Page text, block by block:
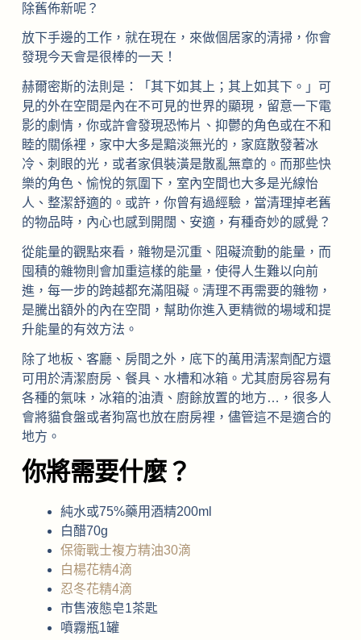
除舊佈新呢？
放下手邊的工作，就在現在，來做個居家的清掃，你會
發現今天會是很棒的一天！
赫爾密斯的法則是：「其下如其上；其上如其下。」可
見的外在空間是內在不可見的世界的顯現，留意一下電
影的劇情，你或許會發現恐怖片、抑鬱的角色或在不和
睦的關係裡，家中大多是黯淡無光的，家庭散發著冰
冷、刺眼的光，或者家俱裝潢是散亂無章的。而那些快
樂的角色、愉悅的氛圍下，室內空間也大多是光線怡
人、整潔舒適的。或許，你曾有過經驗，當清理掉老舊
的物品時，內心也感到開闊、安適，有種奇妙的感覺？
從能量的觀點來看，雜物是沉重、阻礙流動的能量，而
囤積的雜物則會加重這樣的能量，使得人生難以向前
進，每一步的跨越都充滿阻礙。清理不再需要的雜物，
是騰出額外的內在空間，幫助你進入更精微的場域和提
升能量的有效方法。
除了地板、客廳、房間之外，底下的萬用清潔劑配方還
可用於清潔廚房、餐具、水槽和冰箱。尤其廚房容易有
各種的氣味，冰箱的油漬、廚餘放置的地方…，很多人
會將貓食盤或者狗窩也放在廚房裡，儘管這不是適合的
地方。
你將需要什麼？
純水或75%藥用酒精200ml
白醋70g
保衛戰士複方精油30滴
白楊花精4滴
忍冬花精4滴
市售液態皂1茶匙
噴霧瓶1罐